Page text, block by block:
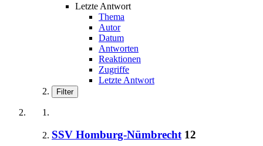
Letzte Antwort
Thema
Autor
Datum
Antworten
Reaktionen
Zugriffe
Letzte Antwort
Filter
SSV Homburg-Nümbrecht 12